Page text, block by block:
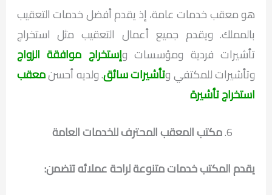
هو معقب خدمات عامة، إذ يقدم أفضل خدمات التعقيب
بالمملك. ويقدم جميع أعمال التعقيب مثل استخراج
تأشيرات فردية ومؤسسات وإستخراج موافقة الزواج
وتأشيرات للمكتفي وتأشيرات سائق. ولديه أحسنمعقب
استخراج تأشيرة
مكتب المعقب المحترف للخدمات العامة
يقدم المكتب خدمات متنوعة لراحة عملائه تتضمن: